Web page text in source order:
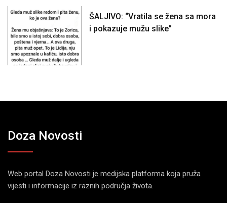
ŠALJIVO: “Vratila se žena sa mora
i pokazuje mužu slike”
Doza Novosti
Web portal Doza Novosti je medijska platforma koja pruža
vijesti i informacije iz raznih područja života.